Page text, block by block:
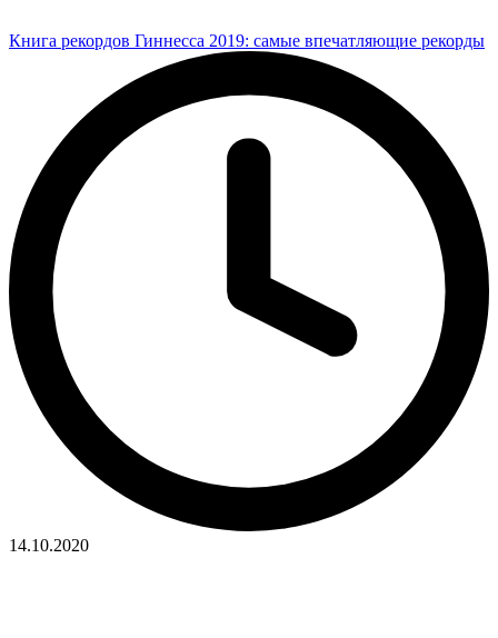
Книга рекордов Гиннесса 2019: самые впечатляющие рекорды
14.10.2020